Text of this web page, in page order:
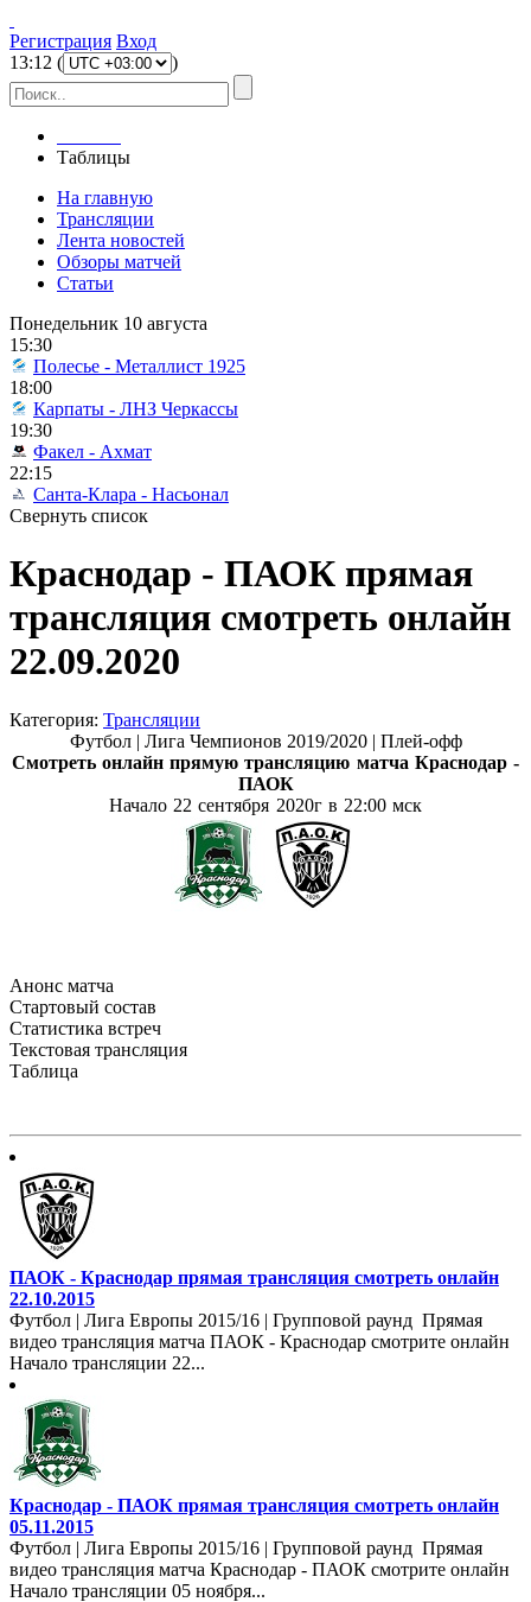
Регистрация Вход
13:12 ( )
Таблицы
На главную
Трансляции
Лента новостей
Обзоры матчей
Статьи
Понедельник 10 августа
15:30
Полесье - Металлист 1925
18:00
Карпаты - ЛНЗ Черкассы
19:30
Факел - Ахмат
22:15
Санта-Клара - Насьонал
Свернуть список
Краснодар - ПАОК прямая
трансляция смотреть онлайн
22.09.2020
Категория: Трансляции
Футбол | Лига Чемпионов 2019/2020 | Плей-офф
Смотреть онлайн прямую трансляцию матча Краснодар -
ПАОК
Начало 22 сентября 2020г в 22:00 мск
Анонс матча
Стартовый состав
Статистика встреч
Текстовая трансляция
Таблица
ПАОК - Краснодар прямая трансляция смотреть онлайн
22.10.2015
Футбол | Лига Европы 2015/16 | Групповой раунд Прямая
видео трансляция матча ПАОК - Краснодар смотрите онлайн
Начало трансляции 22...
Краснодар - ПАОК прямая трансляция смотреть онлайн
05.11.2015
Футбол | Лига Европы 2015/16 | Групповой раунд Прямая
видео трансляция матча Краснодар - ПАОК смотрите онлайн
Начало трансляции 05 ноября...